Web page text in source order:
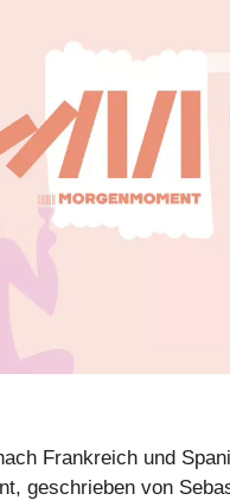
Frankreich und
geschrieben von